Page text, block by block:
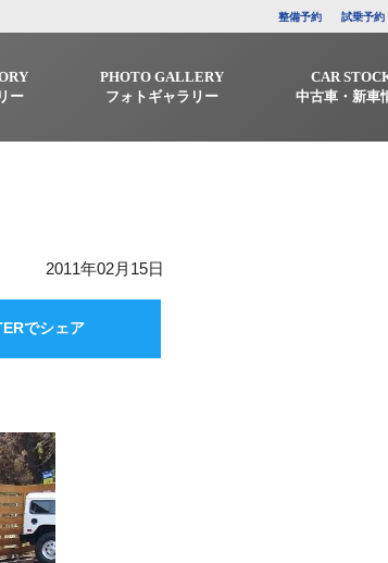
整備予約 試乗予約
ー
PHOTO GALLERY
フォトギャラリー
CAR
中古車・新車
2011年02月15日
でシェア